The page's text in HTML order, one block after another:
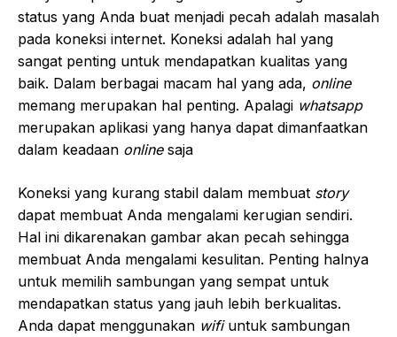
status yang Anda buat menjadi pecah adalah masalah
pada koneksi internet. Koneksi adalah hal yang
sangat penting untuk mendapatkan kualitas yang
baik. Dalam berbagai macam hal yang ada, online
memang merupakan hal penting. Apalagi whatsapp
merupakan aplikasi yang hanya dapat dimanfaatkan
dalam keadaan online saja
Koneksi yang kurang stabil dalam membuat story
dapat membuat Anda mengalami kerugian sendiri.
Hal ini dikarenakan gambar akan pecah sehingga
membuat Anda mengalami kesulitan. Penting halnya
untuk memilih sambungan yang sempat untuk
mendapatkan status yang jauh lebih berkualitas.
Anda dapat menggunakan wifi untuk sambungan